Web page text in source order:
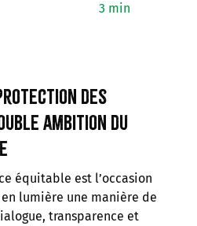
3 min
des
ambition du
équitable est l’occasion
lumière une manière de
transparence et